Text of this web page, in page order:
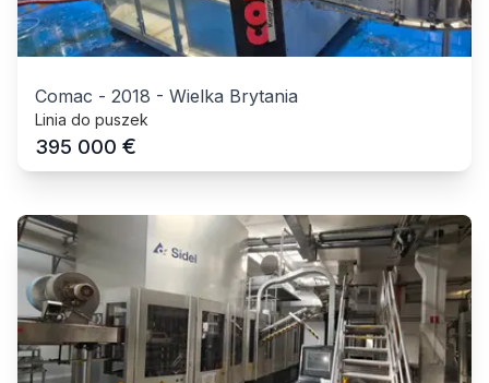
Comac - 2018 - Wielka Brytania
Linia do puszek
395 000 €